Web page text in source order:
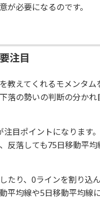
が必要になるのです。
注目
教えてくれるモメンタ
落の勢いの判断の分か
目ポイントになります
反落しても75日移動平
たり、0ラインを割り込
平均線や5日移動平均線